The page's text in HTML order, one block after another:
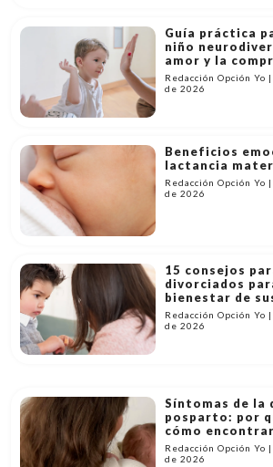
Guía práctica
niño
amor y la
Redacción Opción
de 2026
Beneficios
lactancia
Redacción Opción
de 2026
15 consejos
divorciados
bienestar de
Redacción Opción
de 2026
Síntomas de la
posparto: por
cómo
Redacción Opción
de 2026